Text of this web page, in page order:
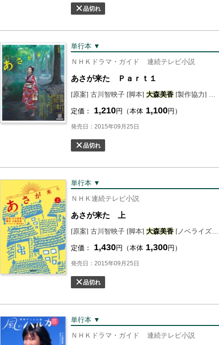
品切れ
単行本 ▼
ＮＨＫドラマ・ガイド
連続テレビ小説
あさが来た Ｐａｒｔ１
[原案] 古川智映子 [脚本] 大森美香 [製作協力] ＮＨＫドラマ制作班 [編] ＮＨＫ出版
定価： 1,210円（本体 1,100円）
発売日：2015年09月25日
品切れ
単行本 ▼
ＮＨＫ連続テレビ小説
あさが来た 上
[原案] 古川智映子 [脚本] 大森美香 [ノベライズ] 青木邦子
定価： 1,430円（本体 1,300円）
発売日：2015年09月25日
品切れ
単行本 ▼
ＮＨＫドラマ・ガイド
連続テレビ小説